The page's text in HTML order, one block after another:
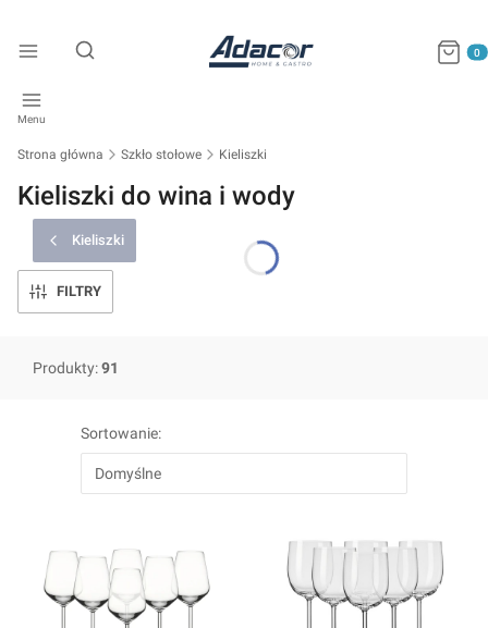
Otwórz wyszukiwarkę
Menu
Strona główna Szkło stołowe Kieliszki
Kieliszki do wina i wody
Kieliszki
FILTRY
Produkty:91
Sortowanie:
Domyślne